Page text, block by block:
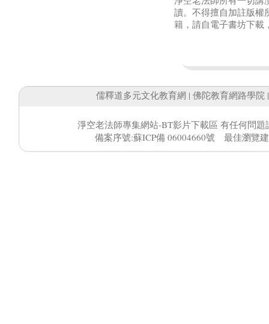
讀。不得擅自加註版權
籍，請自電子書坊下載
儒釋道多元文化教育網 |佛陀教育網路學院
淨空老法師專集網站-BT影片下載區 有任何問題
備案序號:蘇ICP備 06004660號 最佳瀏覽